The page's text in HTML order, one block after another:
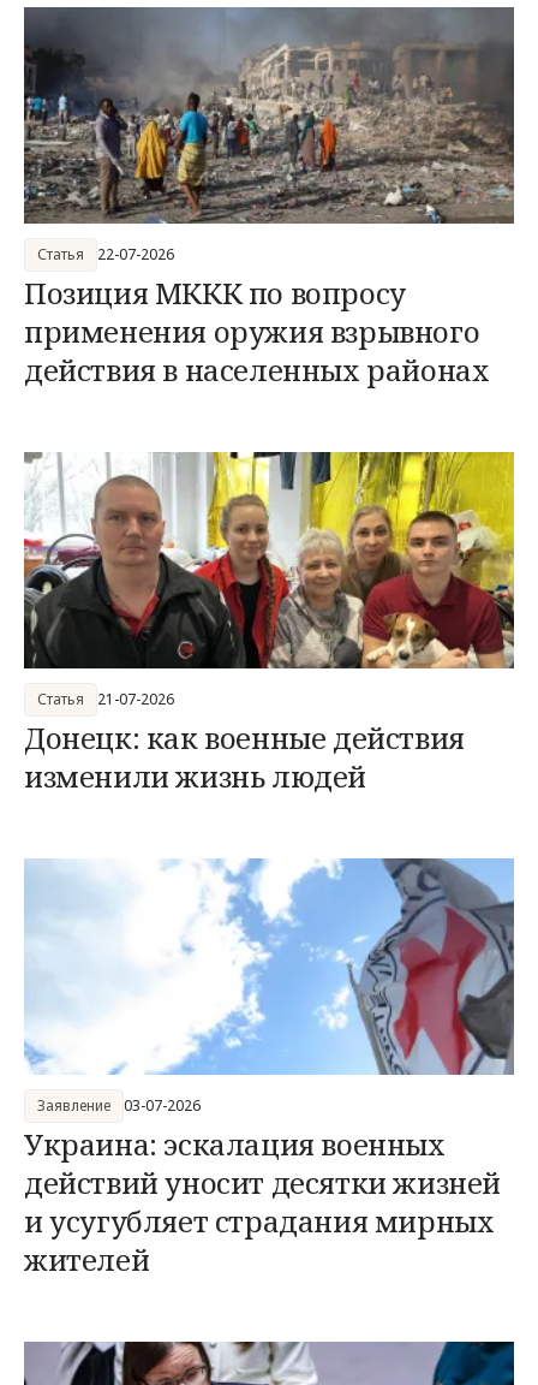
Позиция МККК по вопросу
применения оружия взрывного
действия в населенных районах
Статья 22-07-2026
Донецк: как военные действия
изменили жизнь людей
Статья 21-07-2026
Украина: эскалация военных
действий уносит десятки жизней
и усугубляет страдания мирных
жителей
Заявление 03-07-2026